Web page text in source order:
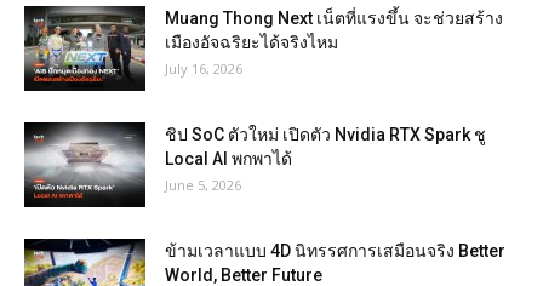
Muang Thong Next เน็ตที่แรงขึ้น จะช่วยสร้าง
เมืองอัจฉริยะได้จริงไหม
July 16, 2026
ชิป SoC ตัวใหม่ เปิดตัว Nvidia RTX Spark ชู
Local AI พกพาได้
June 5, 2026
ข้ามเวลาแบบ 4D นิทรรศการเสมือนจริง Better
World, Better Future